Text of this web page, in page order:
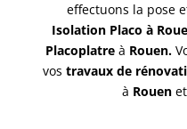
effectuons la pose
Isolation Placo à
Placoplatreà Rouen.
vos travaux de
à Rouen